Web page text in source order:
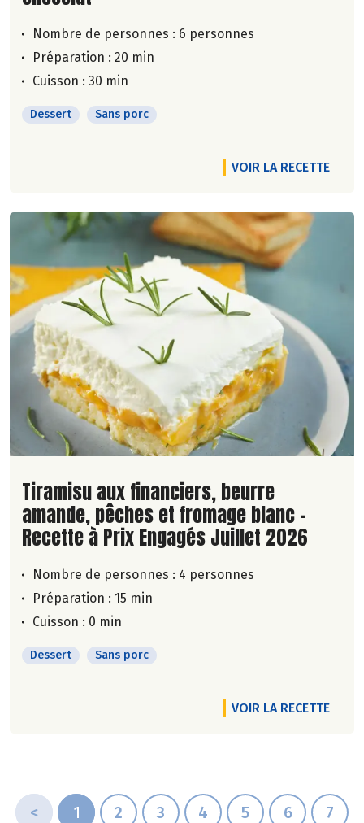
Nombre de personnes : 6 personnes
Préparation : 20 min
Cuisson : 30 min
Dessert Sans porc
VOIR LA RECETTE
Lire la suite de la recette
Tiramisu aux financiers, beurre
amande, pêches et fromage blanc -
Recette à Prix Engagés Juillet 2026
Nombre de personnes : 4 personnes
Préparation : 15 min
Cuisson : 0 min
Dessert Sans porc
VOIR LA RECETTE
< 1 2 3 4 5 6
7